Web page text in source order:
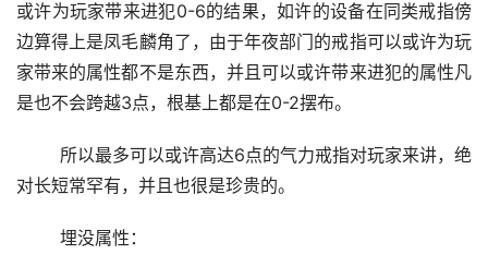
或许为玩家带来进犯0-6的结果，如许的设备在同类戒指傍
边算得上是凤毛麟角了，由于年夜部门的戒指可以或许为玩
家带来的属性都不是东西，并且可以或许带来进犯的属性凡
是也不会跨越3点，根基上都是在0-2摆布。
对长短常罕有，并且也很是珍贵的。
	埋没属性：